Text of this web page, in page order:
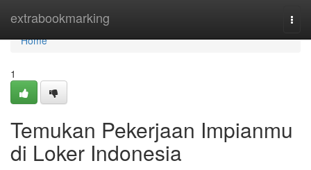
extrabookmarking
Home
Home
1
Temukan Pekerjaan Impianmu
di Loker Indonesia